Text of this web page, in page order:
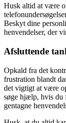
Husk altid at være
Beskyt dine
henvendelser, der
Afsluttende
Opkald fra det
frustration blandt
det vigtigt at være
søge hjælp, hvis du
gentagne